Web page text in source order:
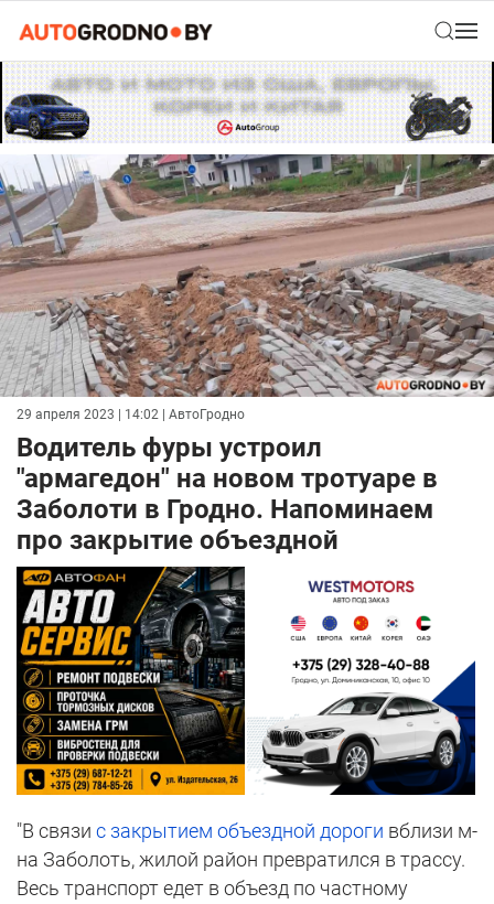
29 апреля 2023 | 14:02 | АвтоГродно
Водитель фуры устроил
"армагедон" на новом тротуаре в
Заболоти в Гродно. Напоминаем
про закрытие объездной
"В связи с закрытием объездной дороги вблизи м-
на Заболоть, жилой район превратился в трассу.
Весь транспорт едет в объезд по частному